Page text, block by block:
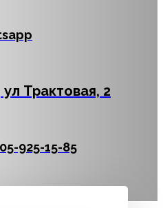
Трактовая, 2
925-15-85